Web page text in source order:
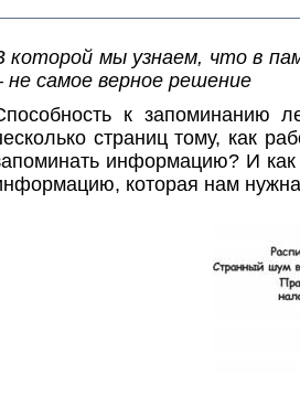
которой мы узнаем, что в
не самое верное решение
к запоминанию
страниц тому, как
информацию? И как
которая нам